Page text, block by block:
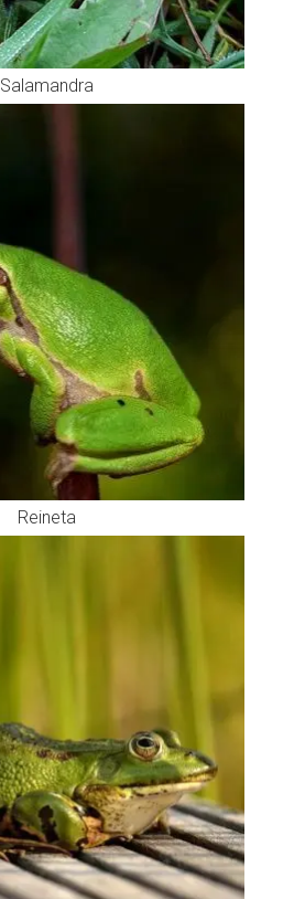
Salamandra
Reineta